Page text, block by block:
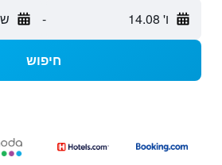
ו' 14.08 - ש'
חיפוש